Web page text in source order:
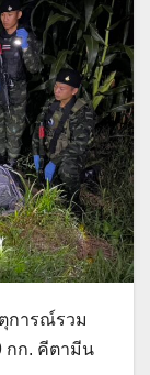
การณ์รวม
กก. คีตามีน